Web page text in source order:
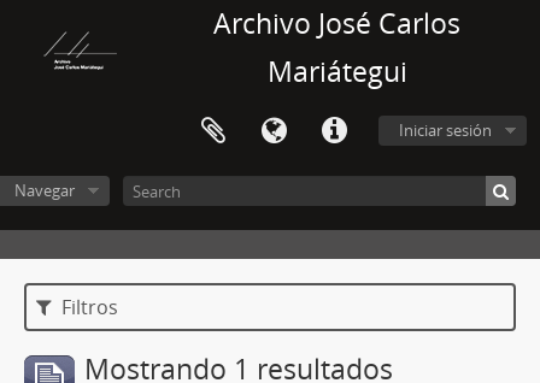
Archivo José Carlos
Mariátegui
Iniciar sesión
Navegar
Filtros
Mostrando 1 resultados